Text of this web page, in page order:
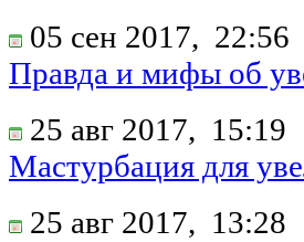
05 сен 2017, 22:56
Правда и мифы об
25 авг 2017, 15:19
Мастурбация для
25 авг 2017, 13:28